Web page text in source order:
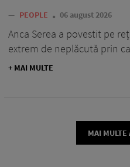
— PEOPLE 06 august 2026
Anca Serea a povestit pe
extrem de neplăcută prin
+ MAI MULTE
MAI MULTE